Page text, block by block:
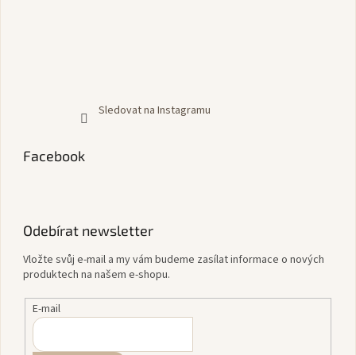
Sledovat na Instagramu
Facebook
Odebírat newsletter
Vložte svůj e-mail a my vám budeme zasílat informace o nových
produktech na našem e-shopu.
E-mail